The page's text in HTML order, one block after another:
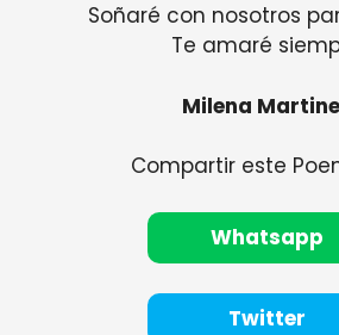
Soñaré con nosotros
Te amaré
Milena
Compartir este
Whatsapp
Twitter